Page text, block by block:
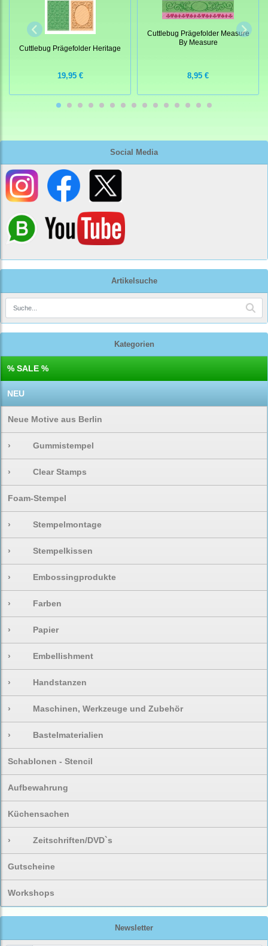
Social Media
Artikelsuche
Kategorien
% SALE %
NEU
Neue Motive aus Berlin
› Gummistempel
› Clear Stamps
Foam-Stempel
› Stempelmontage
› Stempelkissen
› Embossingprodukte
› Farben
› Papier
› Embellishment
› Handstanzen
› Maschinen, Werkzeuge und Zubehör
› Bastelmaterialien
Schablonen - Stencil
Aufbewahrung
Küchensachen
› Zeitschriften/DVD`s
Gutscheine
Workshops
Newsletter
Cuttlebug Prägefolder Heritage
19,95 €
Cuttlebug Prägefolder Measure
By Measure
8,95 €